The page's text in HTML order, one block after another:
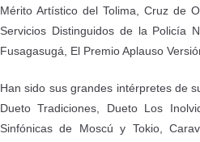
Mérito Artístico del Tolima, Cruz de
Servicios Distinguidos de la Policía
Fusagasugá, El Premio Aplauso
Han sido sus grandes intérpretes de
Dueto Tradiciones, Dueto Los
Sinfónicas de Moscú y Tokio,